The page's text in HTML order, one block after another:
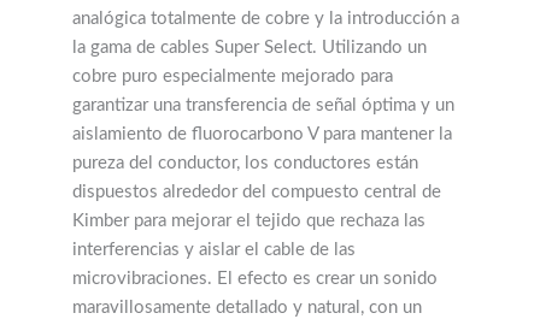
analógica totalmente de cobre y la introducción a
la gama de cables Super Select. Utilizando un
cobre puro especialmente mejorado para
garantizar una transferencia de señal óptima y un
aislamiento de fluorocarbono V para mantener la
pureza del conductor, los conductores están
dispuestos alrededor del compuesto central de
Kimber para mejorar el tejido que rechaza las
interferencias y aislar el cable de las
microvibraciones. El efecto es crear un sonido
maravillosamente detallado y natural, con un